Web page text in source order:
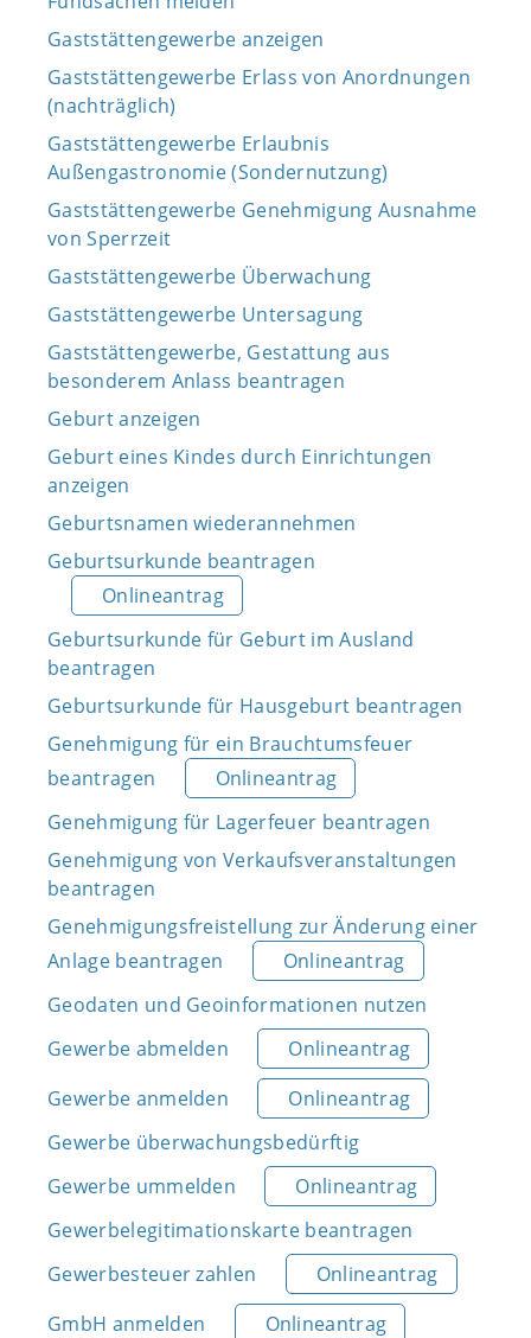
Gaststättengewerbe anzeigen
Gaststättengewerbe Erlass von Anordnungen
(nachträglich)
Gaststättengewerbe Erlaubnis
Außengastronomie (Sondernutzung)
Gaststättengewerbe Genehmigung Ausnahme
von Sperrzeit
Gaststättengewerbe Überwachung
Gaststättengewerbe Untersagung
Gaststättengewerbe, Gestattung aus
besonderem Anlass beantragen
Geburt anzeigen
Geburt eines Kindes durch Einrichtungen
anzeigen
Geburtsnamen wiederannehmen
Geburtsurkunde beantragen
Onlineantrag
Geburtsurkunde für Geburt im Ausland
beantragen
Geburtsurkunde für Hausgeburt beantragen
Genehmigung für ein Brauchtumsfeuer
beantragen
Onlineantrag
Genehmigung für Lagerfeuer beantragen
Genehmigung von Verkaufsveranstaltungen
beantragen
Genehmigungsfreistellung zur Änderung einer
Anlage beantragen
Onlineantrag
Geodaten und Geoinformationen nutzen
Gewerbe abmelden
Onlineantrag
Gewerbe anmelden
Onlineantrag
Gewerbe überwachungsbedürftig
Gewerbe ummelden
Onlineantrag
Gewerbelegitimationskarte beantragen
Gewerbesteuer zahlen
Onlineantrag
GmbH anmelden
Onlineantrag